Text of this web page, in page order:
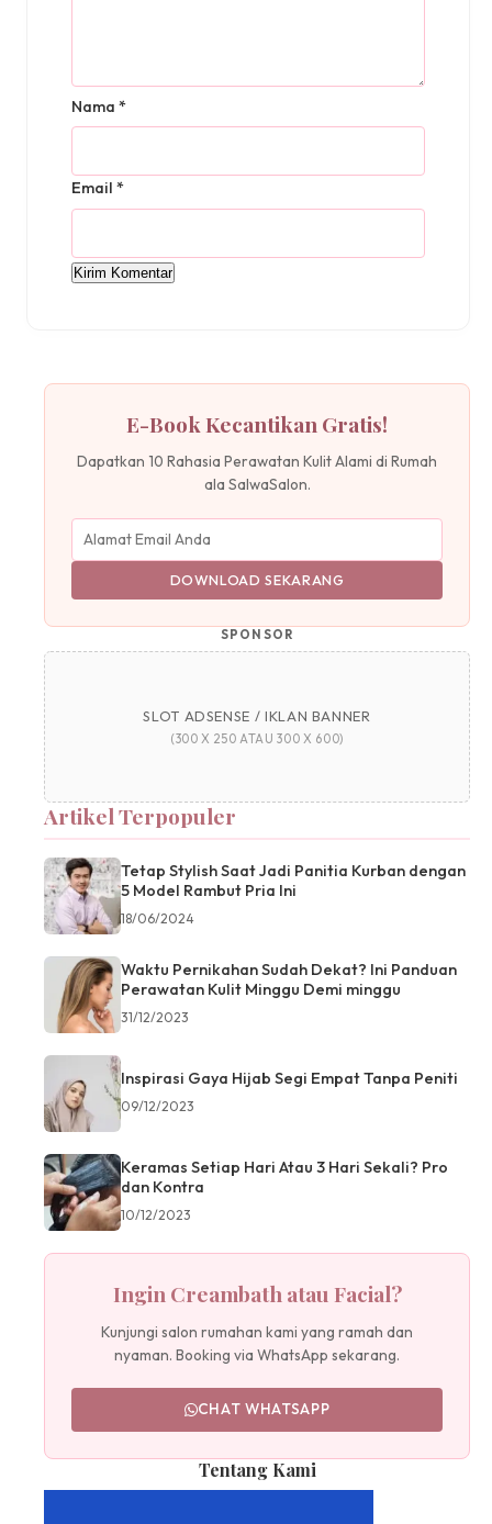
Nama *
Email *
E-Book Kecantikan Gratis!
Dapatkan 10 Rahasia Perawatan Kulit Alami di Rumah
ala SalwaSalon.
DOWNLOAD SEKARANG
SPONSOR
SLOT ADSENSE / IKLAN BANNER
(300 X 250 ATAU 300 X 600)
Artikel Terpopuler
Tetap Stylish Saat Jadi Panitia Kurban dengan
5 Model Rambut Pria Ini
18/06/2024
Waktu Pernikahan Sudah Dekat? Ini Panduan
Perawatan Kulit Minggu Demi minggu
31/12/2023
Inspirasi Gaya Hijab Segi Empat Tanpa Peniti
09/12/2023
Keramas Setiap Hari Atau 3 Hari Sekali? Pro
dan Kontra
10/12/2023
Ingin Creambath atau Facial?
Kunjungi salon rumahan kami yang ramah dan
nyaman. Booking via WhatsApp sekarang.
CHAT WHATSAPP
Tentang Kami